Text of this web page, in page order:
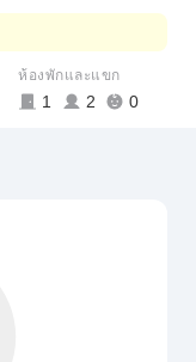
ห้องพักและแขก
1 2 0